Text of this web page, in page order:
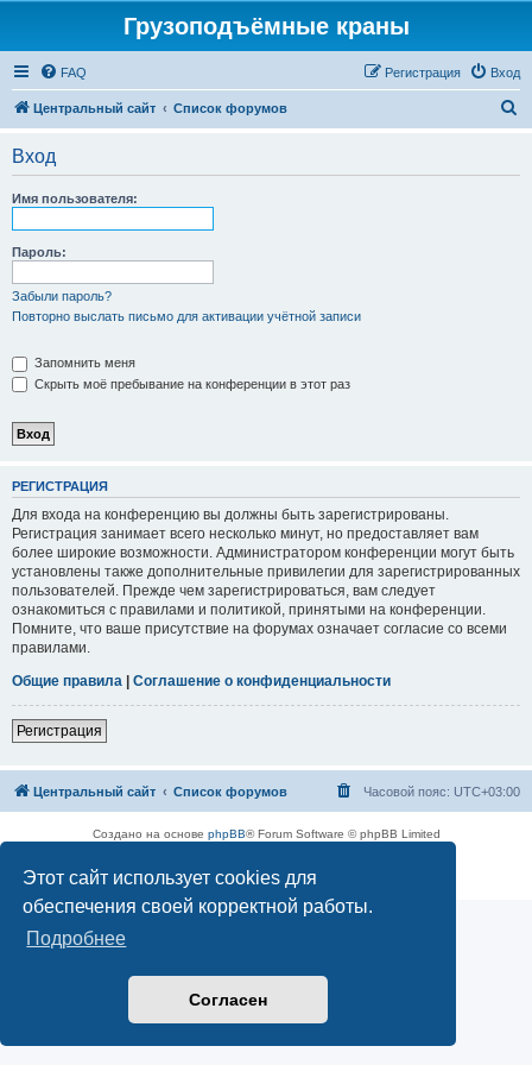
Этот сайт использует cookies для
обеспечения своей корректной работы.
Подробнее
Согласен
Грузоподъёмные краны
FAQ Вход
Регистрация
Центральный сайт Список форумов
Вход
Имя пользователя:
Пароль:
Забыли пароль?
Повторно выслать письмо для активации учётной записи
Запомнить меня
Скрыть моё пребывание на конференции в этот раз
РЕГИСТРАЦИЯ
Для входа на конференцию вы должны быть зарегистрированы.
Регистрация занимает всего несколько минут, но предоставляет вам
более широкие возможности. Администратором конференции могут быть
установлены также дополнительные привилегии для зарегистрированных
пользователей. Прежде чем зарегистрироваться, вам следует
ознакомиться с правилами и политикой, принятыми на конференции.
Помните, что ваше присутствие на форумах означает согласие со всеми
правилами.
Общие правила | Соглашение о конфиденциальности
Регистрация
Центральный сайт Список форумов Часовой пояс: UTC+03:00
Создано на основе phpBB® Forum Software © phpBB Limited
Конфиденциальность|Правила